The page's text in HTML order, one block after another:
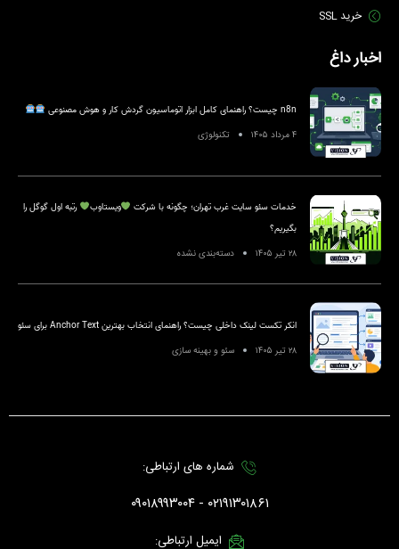
خرید SSL
اخبار داغ
n8n چیست؟ راهنمای کامل ابزار اتوماسیون گردش کار و هوش مصنوعی
۴ مرداد ۱۴۰۵
تکنولوژی
خدمات سئو سایت غرب تهران؛ چگونه با شرکت ویستاوب
رتبه اول گوگل را
بگیریم؟
۲۸ تیر ۱۴۰۵
دسته‌بندی نشده
انکر تکست لینک داخلی چیست؟ راهنمای انتخاب بهترین Anchor Text برای سئو
۲۸ تیر ۱۴۰۵
سئو و بهینه سازی
شماره های ارتباطی:
۰۲۱۹۱۳۰۱۸۶۱ - ۰۹۰۱۸۹۹۳۰۰۴
ایمیل ارتباطی: